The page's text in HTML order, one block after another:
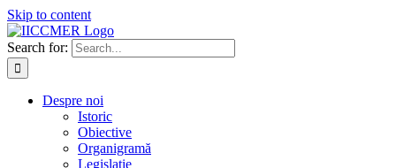
Skip to content
Search for:
Despre noi
Istoric
Obiective
Organigramă
Legislație